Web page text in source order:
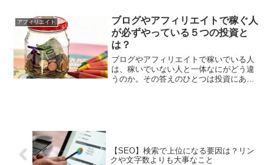
利用するのはもちろんのこと、このサー
ビスをアフィリエイトに利...
アフィリエイト
ブログやアフィリエイトで稼ぐ人
が必ずやっている５つの投資と
は？
ブログやアフィリエイトで稼いでいる人
は、稼いでいない人と一体なにがどう違
うのか。その答えのひとつは投資にある
【SEO】検索で上位になる要因は？リン
クや文字数よりも大事なこと